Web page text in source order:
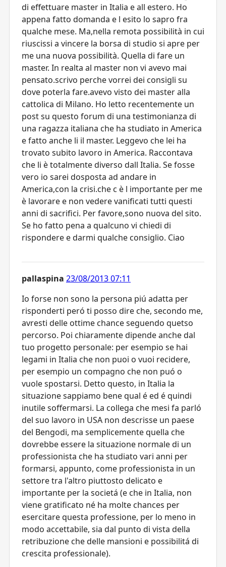
di effettuare master in Italia e all estero. Ho
appena fatto domanda e l esito lo sapro fra
qualche mese. Ma,nella remota possibilità in cui
riuscissi a vincere la borsa di studio si apre per
me una nuova possibilità. Quella di fare un
master. In realta al master non vi avevo mai
pensato.scrivo perche vorrei dei consigli su
dove poterla fare.avevo visto dei master alla
cattolica di Milano. Ho letto recentemente un
post su questo forum di una testimonianza di
una ragazza italiana che ha studiato in America
e fatto anche li il master. Leggevo che lei ha
trovato subito lavoro in America. Raccontava
che li è totalmente diverso dall Italia. Se fosse
vero io sarei dosposta ad andare in
America,con la crisi.che c è l importante per me
è lavorare e non vedere vanificati tutti questi
anni di sacrifici. Per favore,sono nuova del sito.
Se ho fatto pena a qualcuno vi chiedi di
rispondere e darmi qualche consiglio. Ciao
pallaspina 23/08/2013 07:11
Io forse non sono la persona piú adatta per
risponderti peró ti posso dire che, secondo me,
avresti delle ottime chance seguendo quetso
percorso. Poi chiaramente dipende anche dal
tuo progetto personale: per esempio se hai
legami in Italia che non puoi o vuoi recidere,
per esempio un compagno che non puó o
vuole spostarsi. Detto questo, in Italia la
situazione sappiamo bene qual é ed é quindi
inutile soffermarsi. La collega che mesi fa parló
del suo lavoro in USA non descrisse un paese
del Bengodi, ma semplicemente quella che
dovrebbe essere la situazione normale di un
professionista che ha studiato vari anni per
formarsi, appunto, come professionista in un
settore tra l'altro piuttosto delicato e
importante per la societá (e che in Italia, non
viene gratificato né ha molte chances per
esercitare questa professione, per lo meno in
modo accettabile, sia dal punto di vista della
retribuzione che delle mansioni e possibilitá di
crescita professionale).